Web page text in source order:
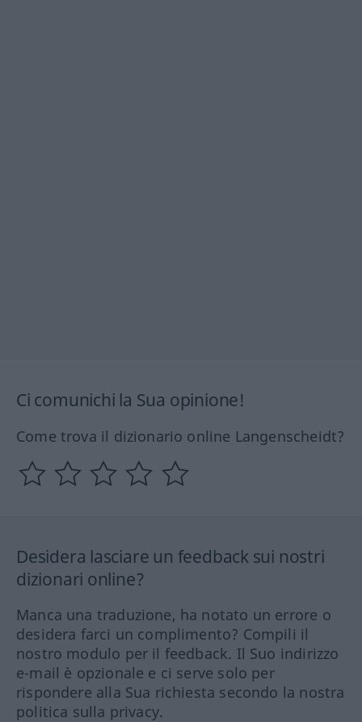
Ci comunichi la Sua opinione!
Come trova il dizionario online Langenscheidt?
Desidera lasciare un feedback sui nostri
dizionari online?
Manca una traduzione, ha notato un errore o
desidera farci un complimento? Compili il
nostro modulo per il feedback. Il Suo indirizzo
e-mail è opzionale e ci serve solo per
rispondere alla Sua richiesta secondo la nostra
politica sulla privacy.